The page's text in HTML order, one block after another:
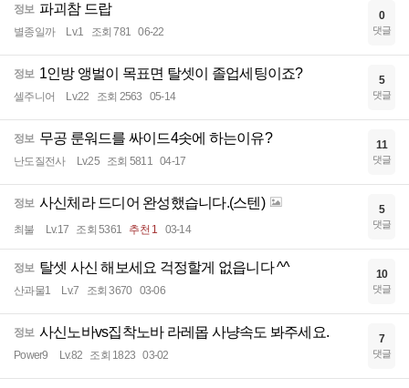
정보 파괴참 드랍
별종일까 Lv.1 조회 781 06-22
0
댓글
정보 1인방 앵벌이 목표면 탈셋이 졸업세팅이죠?
셀주니어 Lv.22 조회 2563 05-14
5
댓글
정보 무공 룬워드를 싸이드4솟에 하는이유?
난도질전사 Lv.25 조회 5811 04-17
11
댓글
정보 사신체라 드디어 완성했습니다.(스텐)
최불 Lv.17 조회 5361 추천 1 03-14
5
댓글
정보 탈셋 사신 해보세요 걱정할게 없읍니다 ^^
산과물1 Lv.7 조회 3670 03-06
10
댓글
정보 사신노바vs집착노바 라레몹 사냥속도 봐주세요.
Power9 Lv.82 조회 1823 03-02
7
댓글